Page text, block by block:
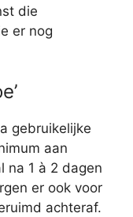
die
er nog
gebruikelijke
aan
na 1 à 2 dagen
er ook voor
achteraf.